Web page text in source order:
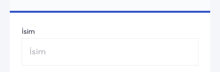
İsim